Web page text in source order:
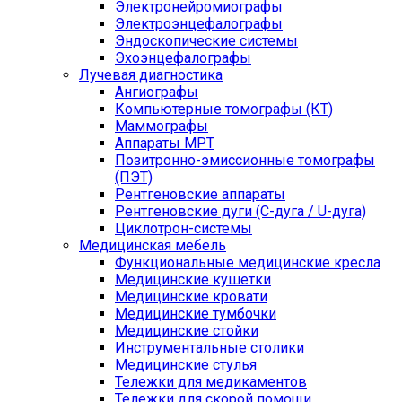
Электронейромиографы
Электроэнцефалографы
Эндоскопические системы
Эхоэнцефалографы
Лучевая диагностика
Ангиографы
Компьютерные томографы (КТ)
Маммографы
Аппараты МРТ
Позитронно-эмиссионные томографы
(ПЭТ)
Рентгеновские аппараты
Рентгеновские дуги (С-дуга / U-дуга)
Циклотрон-системы
Медицинская мебель
Функциональные медицинские кресла
Медицинские кушетки
Медицинские кровати
Медицинские тумбочки
Медицинские стойки
Инструментальные столики
Медицинские стулья
Тележки для медикаментов